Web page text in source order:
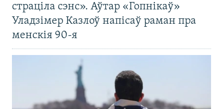
страціла сэнс». Аўтар «Гопнікаў»
Уладзімер Казлоў напісаў раман пра
менскія 90-я